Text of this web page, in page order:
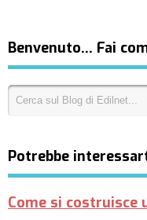
Benvenuto… Fai
Potrebbe
Come si costruisce